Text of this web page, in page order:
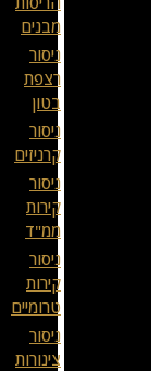
מבנים
ניסור
רצפת
בטון
ניסור
קרניזים
ניסור
קירות
ממ"ד
ניסור
קירות
טרומיים
ניסור
צינורות